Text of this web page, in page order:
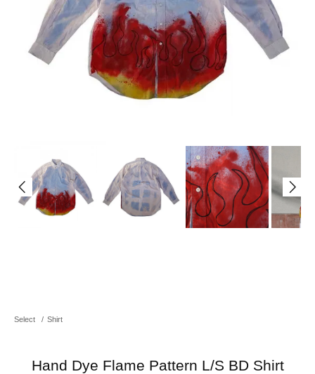
Select / Shirt
Hand Dye Flame Pattern L/S BD Shirt